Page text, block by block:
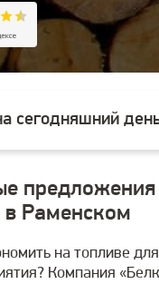
сегодняшний
предложения
в Раменском
на топливе
Компания